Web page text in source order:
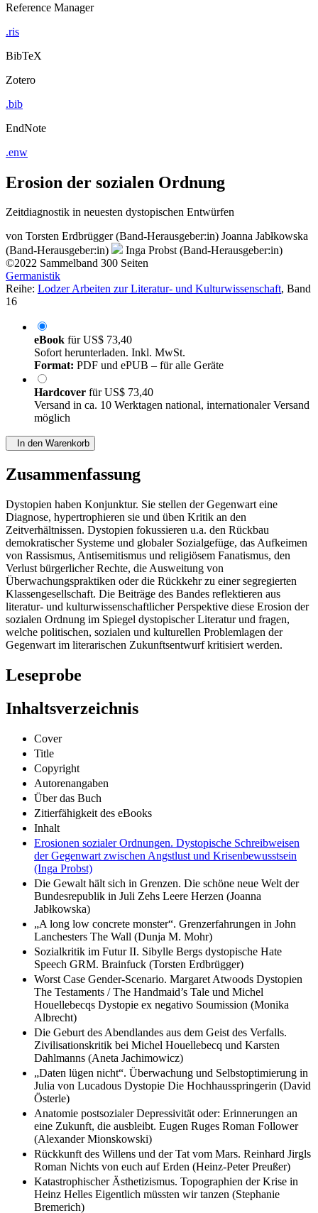
Reference Manager
.ris
BibTeX
Zotero
.bib
EndNote
.enw
Erosion der sozialen Ordnung
Zeitdiagnostik in neuesten dystopischen Entwürfen
von Torsten Erdbrügger (Band-Herausgeber:in) Joanna Jabłkowska
(Band-Herausgeber:in)
Inga Probst (Band-Herausgeber:in)
©2022 Sammelband 300 Seiten
Germanistik
Reihe: Lodzer Arbeiten zur Literatur- und Kulturwissenschaft, Band
16
eBook fürUS$ 73,40
Sofort herunterladen. Inkl. MwSt.
Format: PDF und ePUB – für alle Geräte
Hardcover fürUS$ 73,40
Versand in ca. 10 Werktagen national, internationaler Versand
möglich
In den Warenkorb
Zusammenfassung
Dystopien haben Konjunktur. Sie stellen der Gegenwart eine
Diagnose, hypertrophieren sie und üben Kritik an den
Zeitverhältnissen. Dystopien fokussieren u.a. den Rückbau
demokratischer Systeme und globaler Sozialgefüge, das Aufkeimen
von Rassismus, Antisemitismus und religiösem Fanatismus, den
Verlust bürgerlicher Rechte, die Ausweitung von
Überwachungspraktiken oder die Rückkehr zu einer segregierten
Klassengesellschaft. Die Beiträge des Bandes reflektieren aus
literatur- und kulturwissenschaftlicher Perspektive diese Erosion der
sozialen Ordnung im Spiegel dystopischer Literatur und fragen,
welche politischen, sozialen und kulturellen Problemlagen der
Gegenwart im literarischen Zukunftsentwurf kritisiert werden.
Leseprobe
Inhaltsverzeichnis
Cover
Title
Copyright
Autorenangaben
Über das Buch
Zitierfähigkeit des eBooks
Inhalt
Erosionen sozialer Ordnungen. Dystopische Schreibweisen
der Gegenwart zwischen Angstlust und Krisenbewusstsein
(Inga Probst)
Die Gewalt hält sich in Grenzen. Die schöne neue Welt der
Bundesrepublik in Juli Zehs Leere Herzen (Joanna
Jabłkowska)
„A long low concrete monster“. Grenzerfahrungen in John
Lanchesters The Wall (Dunja M. Mohr)
Sozialkritik im Futur II. Sibylle Bergs dystopische Hate
Speech GRM. Brainfuck (Torsten Erdbrügger)
Worst Case Gender-Scenario. Margaret Atwoods Dystopien
The Testaments / The Handmaid’s Tale und Michel
Houellebecqs Dystopie ex negativo Soumission (Monika
Albrecht)
Die Geburt des Abendlandes aus dem Geist des Verfalls.
Zivilisationskritik bei Michel Houellebecq und Karsten
Dahlmanns (Aneta Jachimowicz)
„Daten lügen nicht“. Überwachung und Selbstoptimierung in
Julia von Lucadous Dystopie Die Hochhausspringerin (David
Österle)
Anatomie postsozialer Depressivität oder: Erinnerungen an
eine Zukunft, die ausbleibt. Eugen Ruges Roman Follower
(Alexander Mionskowski)
Rückkunft des Willens und der Tat vom Mars. Reinhard Jirgls
Roman Nichts von euch auf Erden (Heinz-Peter Preußer)
Katastrophischer Ästhetizismus. Topographien der Krise in
Heinz Helles Eigentlich müssten wir tanzen (Stephanie
Bremerich)